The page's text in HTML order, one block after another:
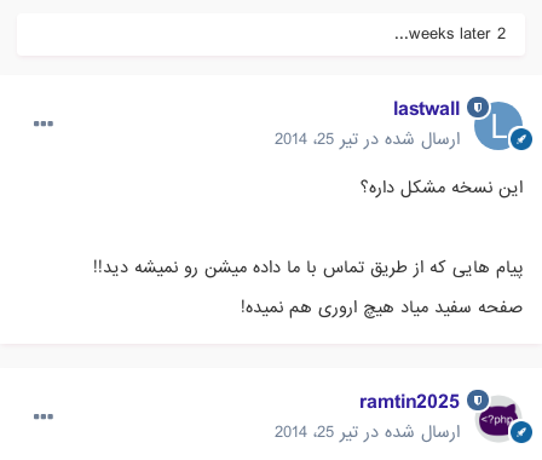
2 weeks later...
lastwall
ارسال شده در تیر 25، 2014
این نسخه مشکل داره؟
پیام هایی که از طریق تماس با ما داده میشن رو نمیشه دید!!
صفحه سفید میاد هیچ اروری هم نمیده!
ramtin2025
ارسال شده در تیر 25، 2014